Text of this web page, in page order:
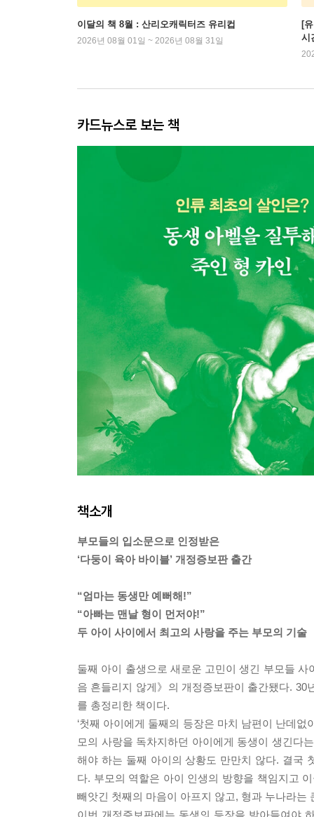
이달의 책 8월 : 산리오캐릭터즈 유리컵
2026년 08월 01일 ~ 2026년 08월 31일
[
시
카드뉴스로 보는 책
책소개
부모들의 입소문으로 인정받은
‘다둥이 육아 바이블’ 개정증보판 출간
“엄마는 동생만 예뻐해!”
“아빠는 맨날 형이 먼저야!”
두 아이 사이에서 최고의 사랑을 주는 부모의 기술
둘째 아이 출생으로 새로운 고민이 생긴 부모들 사
음 흔들리지 않게》의 개정증보판이 출간됐다.
를 총정리한 책이다.
‘첫째 아이에게 둘째의 등장은 마치 남편이 난데
모의 사랑을 독차지하던 아이에게 동생이 생긴다
해야 하는 둘째 아이의 상황도 만만치 않다. 결국
다. 부모의 역할은 아이 인생의 방향을 책임지고
빼앗긴 첫째의 마음이 아프지 않고, 형과 누나라
이번 개정증보판에는 동생의 등장을 받아들여야